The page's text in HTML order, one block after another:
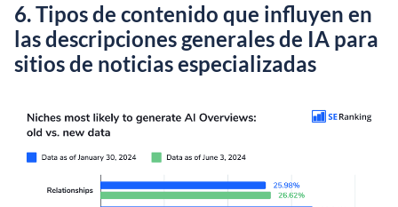
6. Tipos de contenido que influyen en
las descripciones generales de IA para
sitios de noticias especializadas